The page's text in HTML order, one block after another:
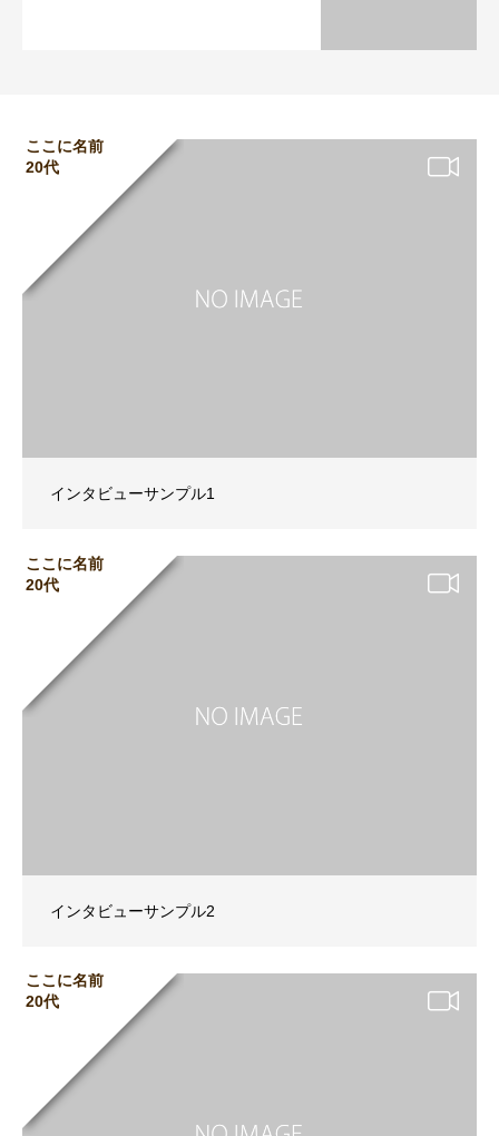
ここに名前
20代
インタビューサンプル1
ここに名前
20代
インタビューサンプル2
ここに名前
20代